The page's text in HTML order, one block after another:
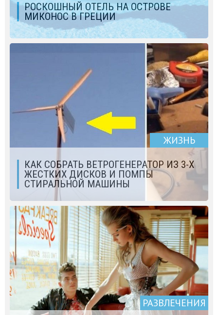
РОСКОШНЫЙ ОТЕЛЬ НА ОСТРОВЕ
МИКОНОС В ГРЕЦИИ
ЖИЗНЬ
КАК СОБРАТЬ ВЕТРОГЕНЕРАТОР ИЗ 3-Х
ЖЕСТКИХ ДИСКОВ И ПОМПЫ
СТИРАЛЬНОЙ МАШИНЫ
РАЗВЛЕЧЕНИЯ